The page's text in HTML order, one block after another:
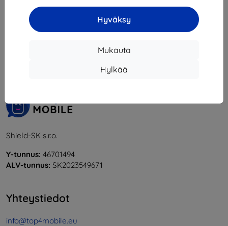
Hyväksy
Mukauta
Hylkää
yhteensä6.
Shield-SK s.r.o.
Y-tunnus: 46701494
ALV-tunnus: SK2023549671
Yhteystiedot
info@top4mobile.eu